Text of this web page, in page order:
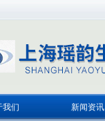
我们 新闻资讯